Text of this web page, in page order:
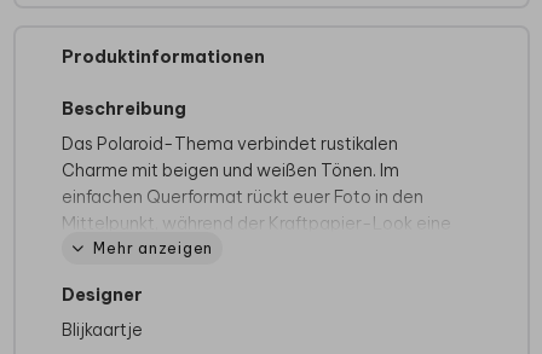
Produktinformationen
Beschreibung
Das Polaroid-Thema verbindet rustikalen
Charme mit beigen und weißen Tönen. Im
einfachen Querformat rückt euer Foto in den
Mittelpunkt, während der Kraftpapier-Look eine
natürliche, ungezwungene Note schafft. Diese
und persönlich fest.
Mit dieser Dankeskarte schließt ihr euren
Mehr anzeigen
Designer
Blijkaartje